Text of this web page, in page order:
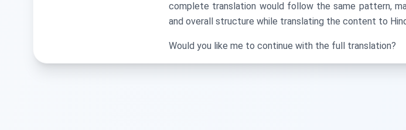
complete translation would follow the same pattern,
and overall structure while translating the content to
Would you like me to continue with the full translation?